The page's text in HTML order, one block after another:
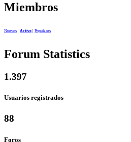
Miembros
Nuevos Activo Populares
Forum Statistics
1.397
Usuarios registrados
88
Foros